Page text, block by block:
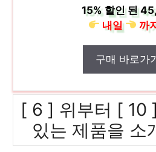
15%할인 된
내일
까
구매 바로가
[ 6 ] 위부터 [ 10
있는 제품을 소